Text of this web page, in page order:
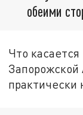
обеими
Что
Запорожской
практически